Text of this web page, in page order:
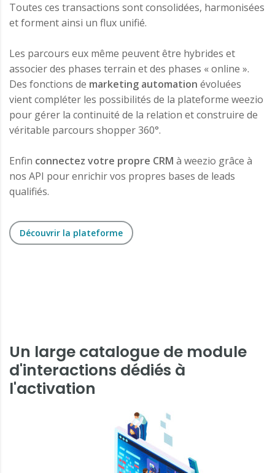
Toutes ces transactions sont consolidées, harmonisées
et forment ainsi un flux unifié.
Les parcours eux même peuvent être hybrides et
associer des phases terrain et des phases « online ».
Des fonctions de marketing automation évoluées
vient compléter les possibilités de la plateforme weezio
pour gérer la continuité de la relation et construire de
véritable parcours shopper 360°.
Enfin connectez votre propre CRM à weezio grâce à
nos API pour enrichir vos propres bases de leads
qualifiés.
Découvrir la plateforme
Un large catalogue de module
d'interactions dédiés à
l'activation